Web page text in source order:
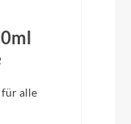
für alle